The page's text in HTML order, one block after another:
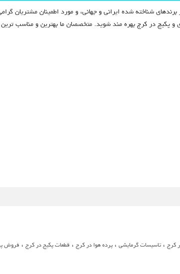
و پکیج در کرج بهره مند شوید. متخصصان ما بهترین و مناسب
کرج ،تاسیسات گرمایشی ،پرده هوا در کرج ، قطعات پکیج در کرج ، فروش